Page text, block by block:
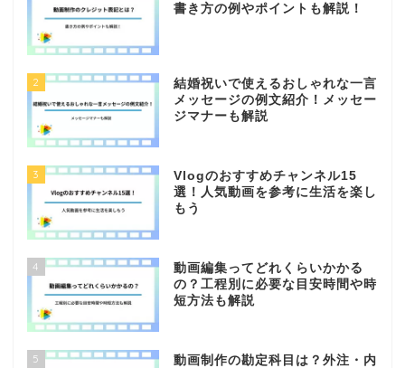
書き方の例やポイントも解説！
2
結婚祝いで使えるおしゃれな一言
メッセージの例文紹介！メッセー
ジマナーも解説
3
Vlogのおすすめチャンネル15
選！人気動画を参考に生活を楽し
もう
4
動画編集ってどれくらいかかる
の？工程別に必要な目安時間や時
短方法も解説
5
動画制作の勘定科目は？外注・内